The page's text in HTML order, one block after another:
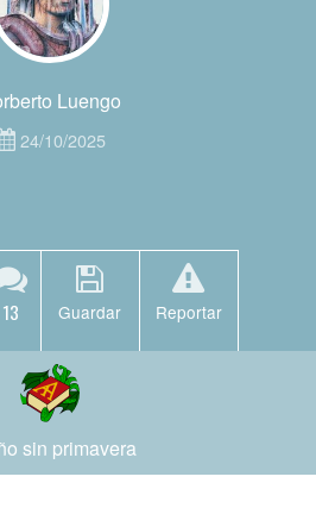
Luengo
24/10/2025
13 Guardar Reportar
sin primavera